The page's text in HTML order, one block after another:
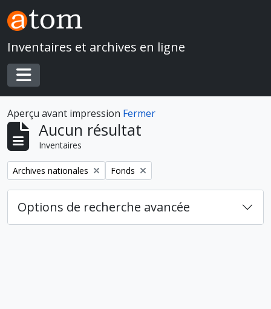
Skip to main content
Inventaires et archives en ligne
Toggle navigation
Aperçu avant impression Fermer
Aucun résultat
Inventaires
Remove filter:
Archives nationales Remove filter:
Fonds
Options de recherche avancée